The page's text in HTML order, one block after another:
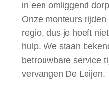
in een omliggend
Onze monteurs
regio, dus je hoeft
hulp. We staan
betrouwbare service
vervangen De Leijen.